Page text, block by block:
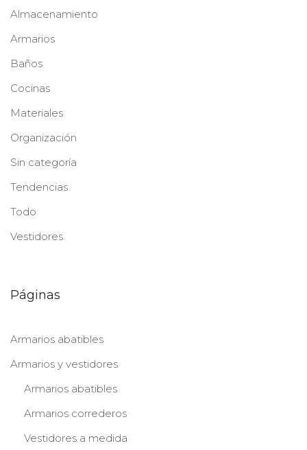
Almacenamiento
Armarios
Baños
Cocinas
Materiales
Organización
Sin categoría
Tendencias
Todo
Vestidores
Páginas
Armarios abatibles
Armarios y vestidores
Armarios abatibles
Armarios correderos
Vestidores a medida